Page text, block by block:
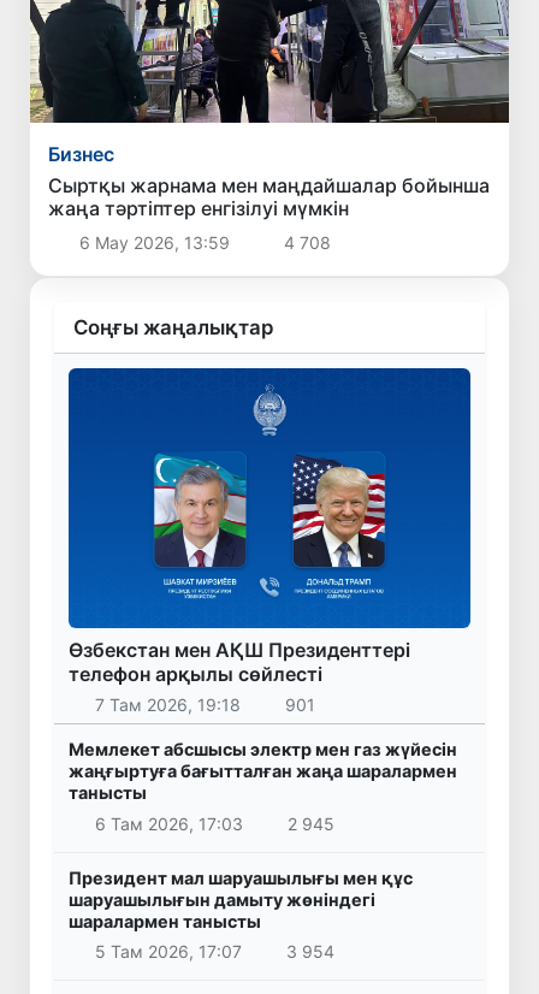
Бизнес
Сыртқы жарнама мен маңдайшалар бойынша
жаңа тәртіптер енгізілуі мүмкін
6 Мау 2026, 13:59 4 708
Соңғы жаңалықтар
Өзбекстан мен АҚШ Президенттері
телефон арқылы сөйлесті
7 Там 2026, 19:18 901
Мемлекет абсшысы электр мен газ жүйесін
жаңғыртуға бағытталған жаңа шаралармен
танысты
6 Там 2026, 17:03
2 945
Президент мал шаруашылығы мен құс
шаруашылығын дамыту жөніндегі
шаралармен танысты
5 Там 2026, 17:07
3 954